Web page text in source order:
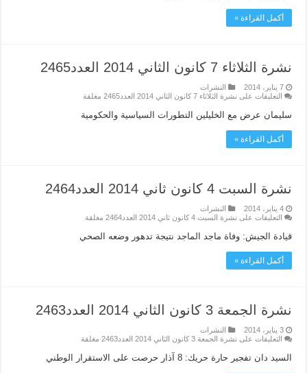
أكمل القراءة »
نشرة الثلاثاء 7 كانون الثاني 2014 العدد2465
7 يناير، 2014
النشرات
التعليقات على نشرة الثلاثاء 7 كانون الثاني 2014 العدد2465 مغلقة
سليمان عرض مع الخليلين التطورات السياسية والحكومية
أكمل القراءة »
نشرة السبت 4 كانون ثاني 2014 العدد2464
4 يناير، 2014
النشرات
التعليقات على نشرة السبت 4 كانون ثاني 2014 العدد2464 مغلقة
قيادة الجيش: وفاة ماجد الماجد نتيجة تدهور وضعه الصحي
أكمل القراءة »
نشرة الجمعة 3 كانون الثاني 2014 العدد2463
3 يناير، 2014
النشرات
التعليقات على نشرة الجمعة 3 كانون الثاني 2014 العدد2463 مغلقة
السيد دان تفجير حارة حريك: 8 آذار حرصت على الاستقرار الوطني